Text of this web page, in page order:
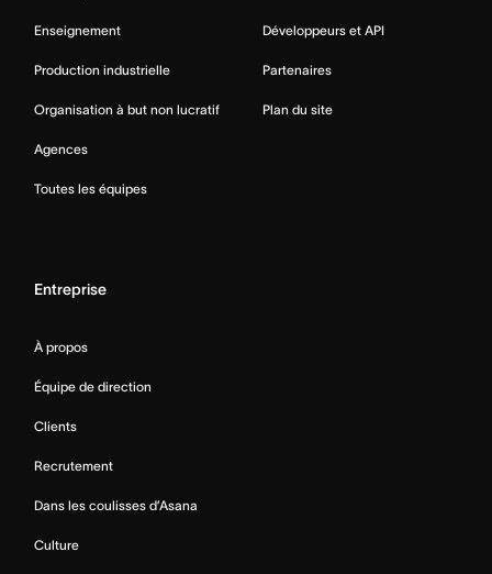
Enseignement
Production industrielle
Organisation à but non lucratif
Agences
Toutes les équipes
Développeurs et API
Partenaires
Plan du site
Entreprise
À propos
Équipe de direction
Clients
Recrutement
Dans les coulisses d’Asana
Culture